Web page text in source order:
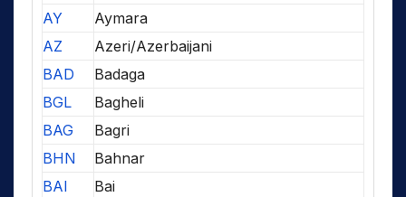
AY
Aymara
AZ
Azeri/Azerbaijani
BAD
Badaga
BGL
Bagheli
BAG
Bagri
BHN
Bahnar
BAI
Bai